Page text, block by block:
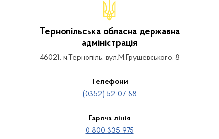
Тернопільська обласна державна
адміністрація
46021, м.Тернопіль, вул.М.Грушевського, 8
Телефони
(0352) 52-07-88
Гаряча лінія
0 800 335 975